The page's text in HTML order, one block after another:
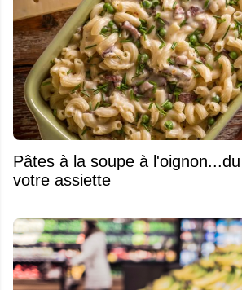
Pâtes à la soupe à
votre assiette